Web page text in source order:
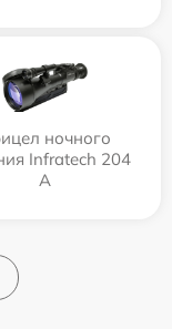
ночного
Infratech 204
А